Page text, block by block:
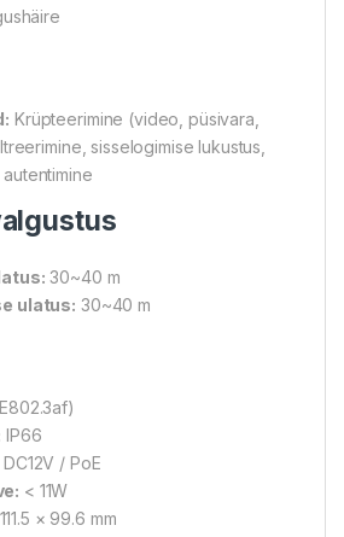
Krüpteerimine (video, püsivara,
sisselogimise lukustus,
30~40 m
ulatus: 30~40 m
IP66
DC12V / PoE
< 11W
× 99.6 mm